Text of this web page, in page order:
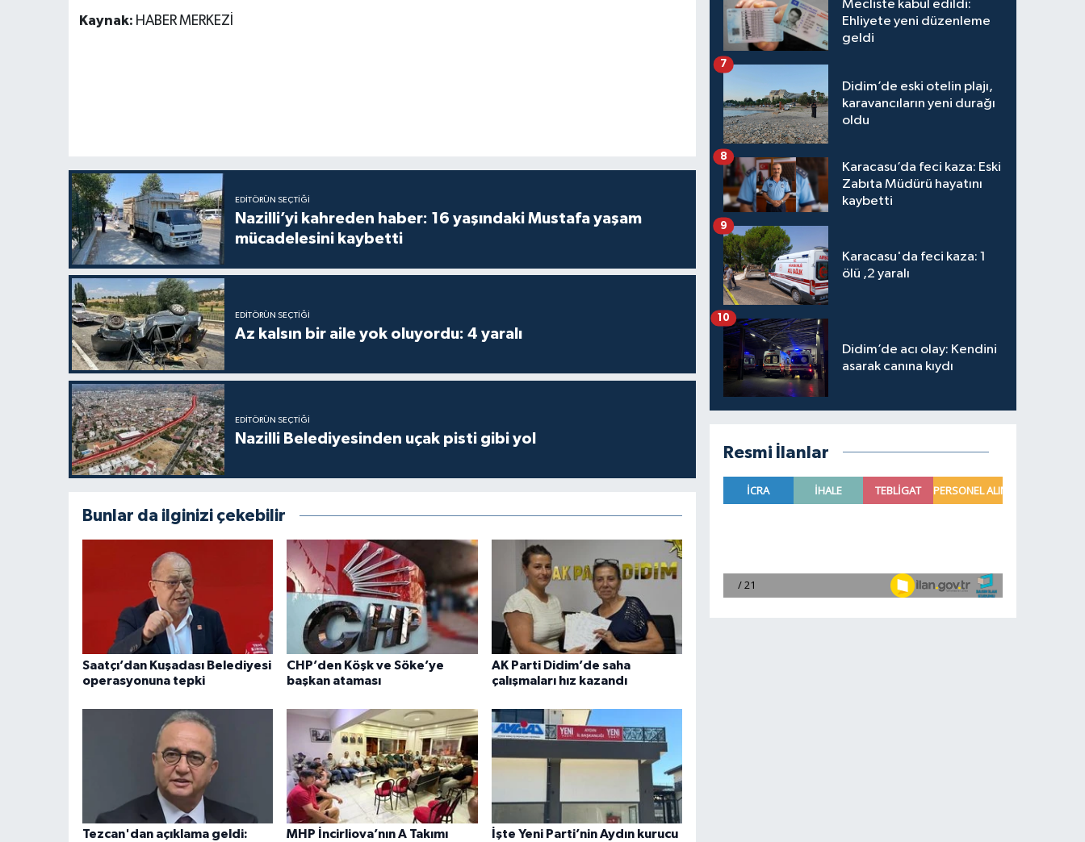
Kaynak: HABER MERKEZİ
EDITÖRÜN SEÇTIĞI
Nazilli’yi kahreden haber: 16 yaşındaki Mustafa yaşam
mücadelesini kaybetti
EDITÖRÜN SEÇTIĞI
Az kalsın bir aile yok oluyordu: 4 yaralı
EDITÖRÜN SEÇTIĞI
Nazilli Belediyesinden uçak pisti gibi yol
Bunlar da ilginizi çekebilir
Saatçı’dan Kuşadası Belediyesi
operasyonuna tepki
CHP’den Köşk ve Söke’ye
başkan ataması
AK Parti Didim’de saha
çalışmaları hız kazandı
Tezcan'dan açıklama geldi:
MHP İncirliova’nın A Takımı
İşte Yeni Parti’nin Aydın kurucu
Mecliste kabul edildi:
Ehliyete yeni düzenleme
geldi
Didim’de eski otelin plajı,
karavancıların yeni durağı
oldu
7
Karacasu’da feci kaza: Eski
Zabıta Müdürü hayatını
kaybetti
8
Karacasu'da feci kaza: 1
ölü ,2 yaralı
9
Didim’de acı olay: Kendini
asarak canına kıydı
10
Resmi İlanlar